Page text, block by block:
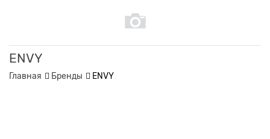
ENVY
Главная Бренды ENVY